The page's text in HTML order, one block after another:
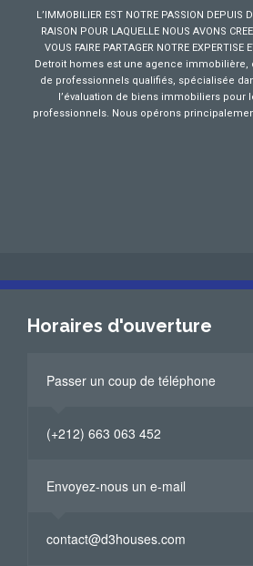
L’IMMOBILIER EST NOTRE PASSION DEPUIS
RAISON POUR LAQUELLE NOUS AVONS
VOUS FAIRE PARTAGER NOTRE EXPERTISE
Detroit homes est une agence immobilière,
de professionnels qualifiés, spécialisée
l’évaluation de biens immobiliers pour
professionnels. Nous opérons
Horaires d'ouverture
Passer un coup de téléphone
(+212) 663 063 452
Envoyez-nous un e-mail
contact@d3houses.com